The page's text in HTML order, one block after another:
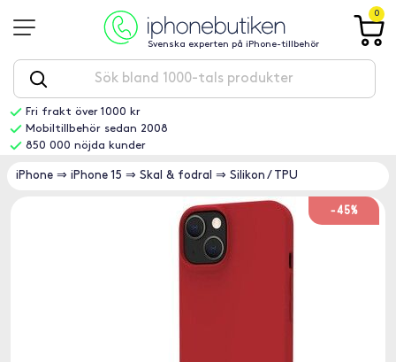
Svenska experten på iPhone-tillbehör
0
Fri frakt över 1000 kr
Mobiltillbehör sedan 2008
850 000 nöjda kunder
iPhone ⇒ iPhone 15 ⇒ Skal & fodral ⇒ Silikon / TPU
-45%